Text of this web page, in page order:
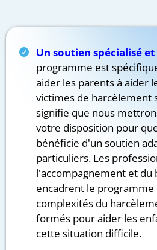
Un soutien spécialisé
programme est
aider les parents à aider
victimes de harcèlement
signifie que nous
votre disposition pour
bénéficie d'un soutien
particuliers. Les
l'accompagnement et du
encadrent le
complexités du
formés pour aider les
cette situation difficile.